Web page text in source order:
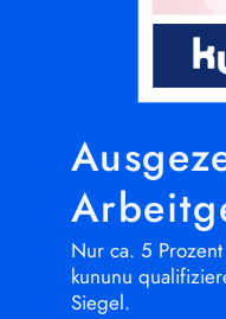
Nur ca. 5
kununu
Siegel.